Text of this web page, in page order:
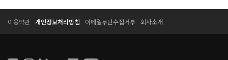
이용약관 개인정보처리방침 이메일무단수집거부 회사소개